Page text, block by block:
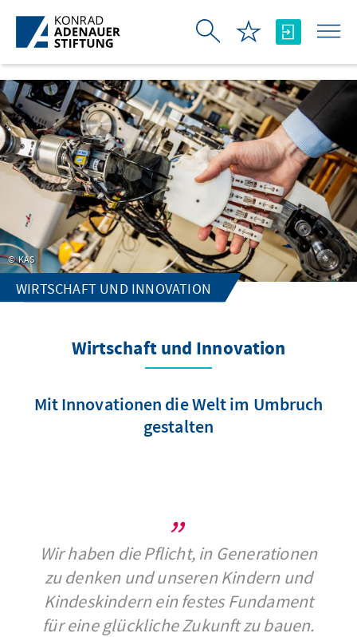
Skip to Main Content
KAS
WIRTSCHAFT UND INNOVATION
Wirtschaft und Innovation
Mit Innovationen die Welt im Umbruch
gestalten
Wir haben die Pflicht, in Generationen
zu denken und unseren Kindern und
Kindeskindern ein festes Fundament
für eine glückliche Zukunft zu bauen.